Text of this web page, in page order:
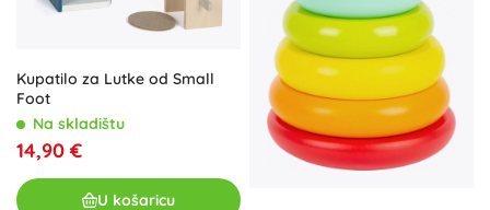
Kupatilo za Lutke od Small
Foot
Na skladištu
14,90 €
U košaricu